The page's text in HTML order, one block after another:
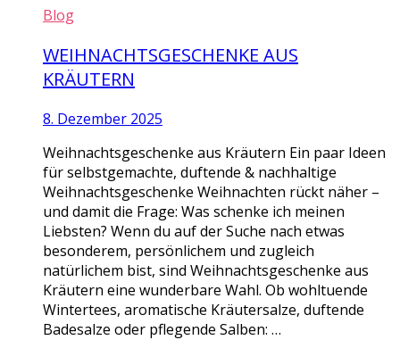
Blog
WEIHNACHTSGESCHENKE AUS
KRÄUTERN
8. Dezember 2025
Weihnachtsgeschenke aus Kräutern Ein paar Ideen
für selbstgemachte, duftende & nachhaltige
Weihnachtsgeschenke Weihnachten rückt näher –
und damit die Frage: Was schenke ich meinen
Liebsten? Wenn du auf der Suche nach etwas
besonderem, persönlichem und zugleich
natürlichem bist, sind Weihnachtsgeschenke aus
Kräutern eine wunderbare Wahl. Ob wohltuende
Wintertees, aromatische Kräutersalze, duftende
Badesalze oder pflegende Salben: …